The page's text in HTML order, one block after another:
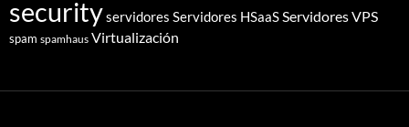
securityservidores Servidores HSaaSServidores VPS
spam spamhaus Virtualización